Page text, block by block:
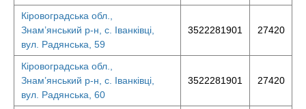
Кіровоградська обл.,
Знам’янський р-н, с. Іванківці,
вул. Радянська, 59
3522281901 27420
Кіровоградська обл.,
Знам’янський р-н, с. Іванківці,
вул. Радянська, 60
3522281901 27420